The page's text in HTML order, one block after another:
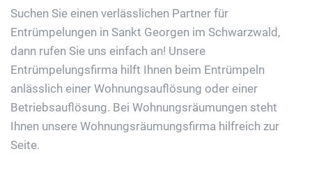
Suchen Sie einen verlässlichen Partner für
Entrümpelungen in Sankt Georgen im Schwarzwald,
dann rufen Sie uns einfach an! Unsere
Entrümpelungsfirma hilft Ihnen beim Entrümpeln
anlässlich einer Wohnungsauflösung oder einer
Betriebsauflösung. Bei Wohnungsräumungen steht
Ihnen unsere Wohnungsräumungsfirma hilfreich zur
Seite.